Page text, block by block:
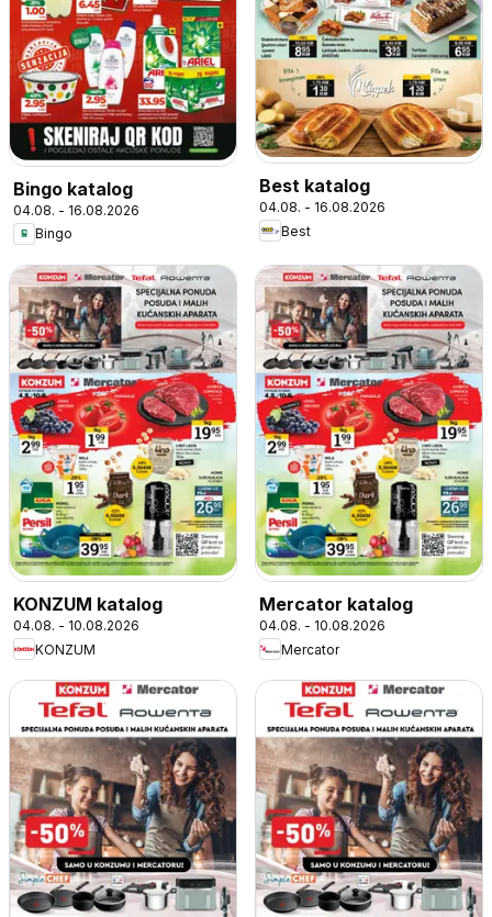
Bingo katalog
04.08. - 16.08.2026
Bingo
Best katalog
04.08. - 16.08.2026
Best
KONZUM katalog
04.08. - 10.08.2026
KONZUM
Mercator katalog
04.08. - 10.08.2026
Mercator